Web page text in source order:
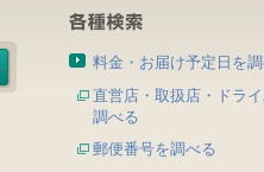
料金・お届け予定日を
直営店・取扱店・ドラ
調べる
郵便番号を調べる